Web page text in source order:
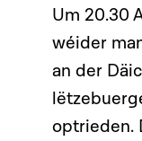
Um 20.30
wéider
an der
optrieden.